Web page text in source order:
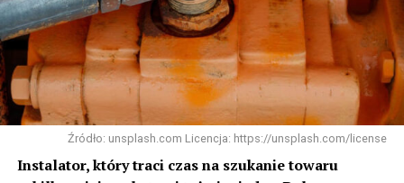
Źródło: unsplash.com Licencja: https://unsplash.com/license
Instalator, który traci czas na szukanie towaru